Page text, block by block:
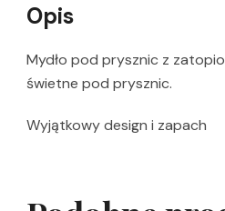
Opis
Mydło pod prysznic z
świetne pod prysznic.
Wyjątkowy design i zapach